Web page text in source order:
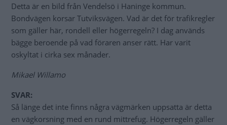
Detta är en bild från Vendelsö i Haninge kommun.
Bondvägen korsar Tutviksvägen. Vad är det för trafikregler
som gäller här, rondell eller högerregeln? I dag används
bägge beroende på vad föraren anser rätt. Har varit
oskyltat i cirka sex månader.
Mikael Willamo
SVAR:
Så länge det inte finns några vägmärken uppsatta är detta
en vägkorsning med en rund mittrefug. Högerregeln gäller